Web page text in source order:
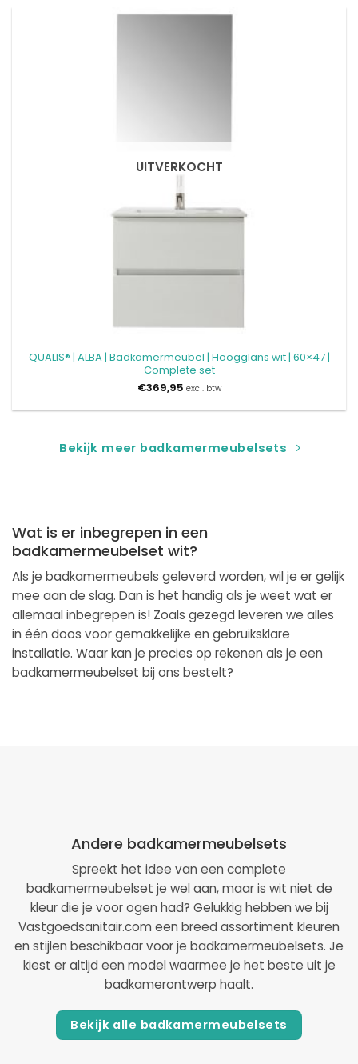
UITVERKOCHT
QUALIS® | ALBA | Badkamermeubel | Hoogglans wit | 60×47 |
Complete set
€369,95 excl. btw
Bekijk meer badkamermeubelsets
Wat is er inbegrepen in een
badkamermeubelset wit?
Als je badkamermeubels geleverd worden, wil je er gelijk
mee aan de slag. Dan is het handig als je weet wat er
allemaal inbegrepen is! Zoals gezegd leveren we alles
in één doos voor gemakkelijke en gebruiksklare
installatie. Waar kan je precies op rekenen als je een
badkamermeubelset bij ons bestelt?
Andere badkamermeubelsets
Spreekt het idee van een complete
badkamermeubelset je wel aan, maar is wit niet de
kleur die je voor ogen had? Gelukkig hebben we bij
Vastgoedsanitair.com een breed assortiment kleuren
en stijlen beschikbaar voor je badkamermeubelsets. Je
kiest er altijd een model waarmee je het beste uit je
badkamerontwerp haalt.
Bekijk alle badkamermeubelsets